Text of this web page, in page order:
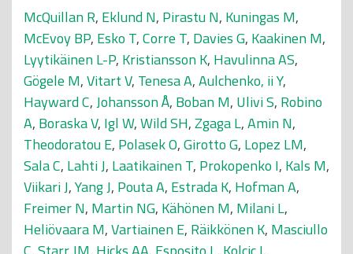
McQuillan R, Eklund N, Pirastu N, Kuningas M,
McEvoy BP, Esko T,Corre T, Davies G, Kaakinen M,
Lyytikäinen L-P, Kristiansson K, Havulinna AS,
Gögele M,Vitart V, Tenesa A,Aulchenko, ii Y,
Hayward C,Johansson Å, Boban M, Ulivi S, Robino
A, Boraska V, Igl W,Wild SH,Zgaga L,Amin N,
Theodoratou E, Polasek O,Girotto G, Lopez LM,
Sala C, Lahti J, Laatikainen T, Prokopenko I, Kals M,
Viikari J,Yang J, Pouta A, Estrada K, Hofman A,
Freimer N, Martin NG, Kähönen M, Milani L,
Heliövaara M,Vartiainen E, Räikkönen K, Masciullo